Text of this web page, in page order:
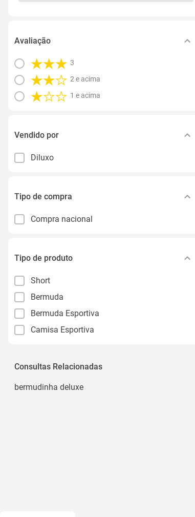
Avaliação
3
2 e acima
1 e acima
Vendido por
Diluxo
Tipo de compra
Compra nacional
Tipo de produto
Short
Bermuda
Bermuda Esportiva
Camisa Esportiva
Consultas Relacionadas
bermudinha deluxe